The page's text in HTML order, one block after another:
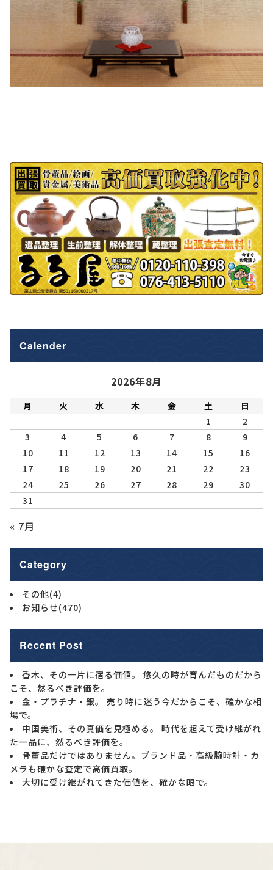
Calender
2026年8月
月 火 水 木 金 土
日
1
2
3
4 5 6 7 8
9
10
11 12 13 14 15
16
17
18 19 20 21 22
23
24
25 26 27 28 29
30
31
« 7月
Category
その他(4)
お知らせ(470)
Recent Post
香木、その一片に宿る価値。 悠久の時が育んだものだから
こそ、然るべき評価を。
金・プラチナ・銀。 売り時に迷う今だからこそ、確かな相
場で。
中国美術、その真価を見極める。 時代を超えて受け継がれ
た一品に、然るべき評価を。
骨董品だけではありません。ブランド品・高級腕時計・カ
メラも確かな査定で高価買取。
大切に受け継がれてきた価値を、確かな眼で。